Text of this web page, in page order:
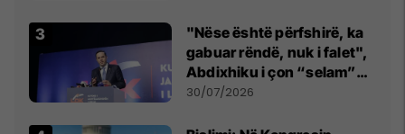
"Nëse është përfshirë, ka
gabuar rëndë, nuk i falet",
Abdixhiku i çon “selam”
Përparim Ramës
30/07/2026